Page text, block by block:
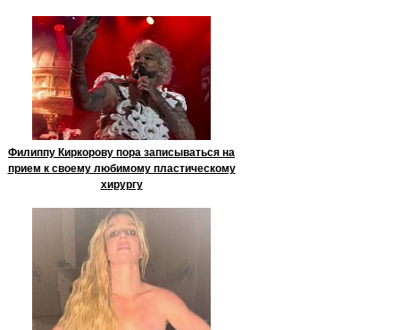
Филиппу Киркорову пора записываться на
прием к своему любимому пластическому
хирургу